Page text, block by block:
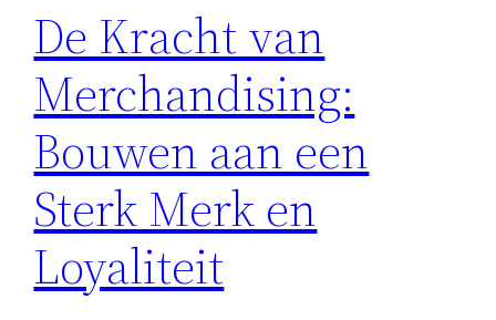
De Kracht van
Merchandising:
Bouwen aan een
Sterk Merk en
Loyaliteit